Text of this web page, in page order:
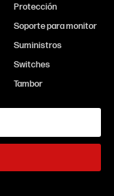
Protección
Soporte para monitor
Suministros
Switches
Tambor